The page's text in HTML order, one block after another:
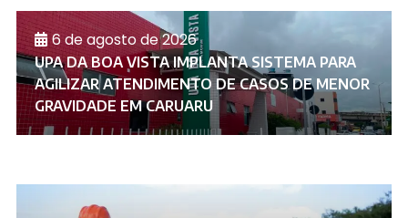
6 de agosto de 2026
UPA DA BOA VISTA IMPLANTA SISTEMA PARA
AGILIZAR ATENDIMENTO DE CASOS DE MENOR
GRAVIDADE EM CARUARU